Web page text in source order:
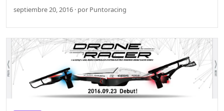
septiembre 20, 2016 · por Puntoracing